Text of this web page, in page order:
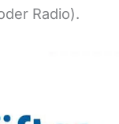
Radio).